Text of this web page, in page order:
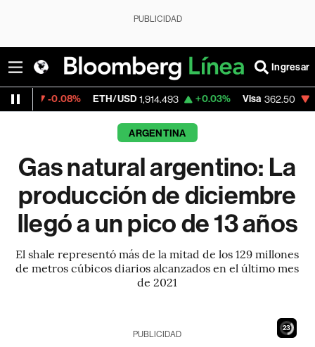
PUBLICIDAD
Ingresar
ETH/USD 1,914.493 +0.03% Visa 362.50 -2.15%
ARGENTINA
Gas natural argentino: La
producción de diciembre
llegó a un pico de 13 años
El shale representó más de la mitad de los 129 millones
de metros cúbicos diarios alcanzados en el último mes
de 2021
21
PUBLICIDAD